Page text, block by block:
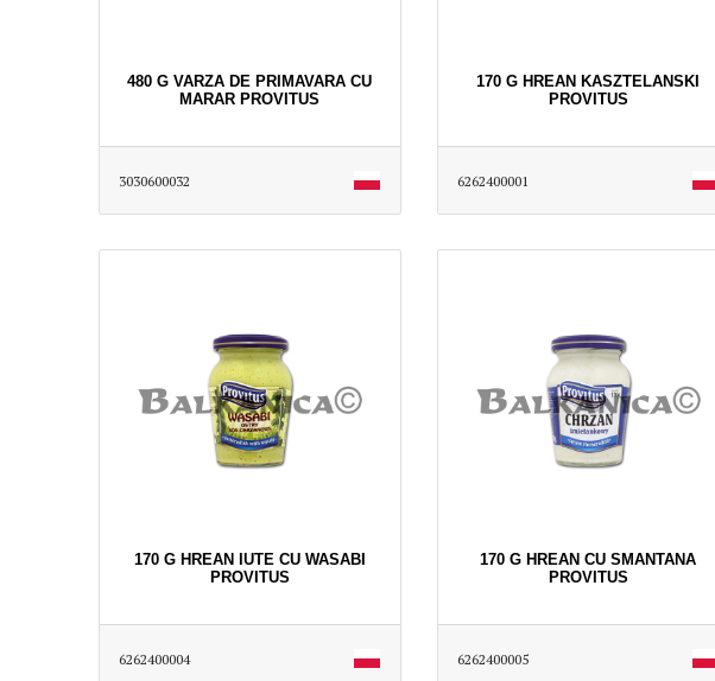
480 G VARZA DE PRIMAVARA CU
MARAR PROVITUS
3030600032
170 G HREAN KASZTELANSKI
PROVITUS
6262400001
170 G HREAN IUTE CU WASABI
PROVITUS
6262400004
170 G HREAN CU SMANTANA
PROVITUS
6262400005